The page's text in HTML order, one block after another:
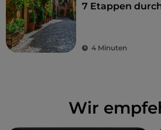
7 Etappen
die Einwohner
4 Minuten
Wir